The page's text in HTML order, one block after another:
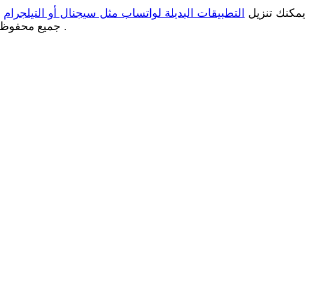
يمكنك تنزيل التطبيقات البديلة لواتساب مثل سيجنال أو التيلجرام
جميع محفوظات الدردشة والنسخ الاحتياطية بشكل دائم. و تقول أيضاً : “إنه شيء لا يمكننا عكسه”. أي ما يُحذف لا يُسترجع .